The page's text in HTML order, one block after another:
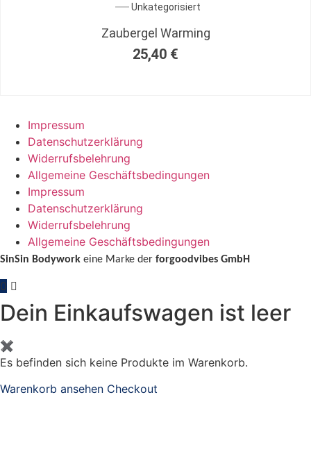
Unkategorisiert
Zaubergel Warming
25,40 €
Impressum
Datenschutzerklärung
Widerrufsbelehrung
Allgemeine Geschäftsbedingungen
Impressum
Datenschutzerklärung
Widerrufsbelehrung
Allgemeine Geschäftsbedingungen
SinSin Bodywork eine Marke der forgoodvibes GmbH
0
Dein Einkaufswagen ist leer
✖
Es befinden sich keine Produkte im Warenkorb.
Warenkorb ansehen Checkout